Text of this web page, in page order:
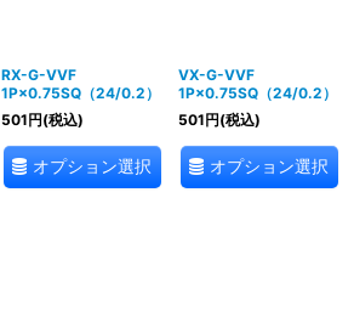
RX-G-VVF
1P×0.75SQ（24/0.2）
501円(税込)
オプション選択
VX-G-VVF
1P×0.75SQ（24/0.2）
501円(税込)
オプション選択